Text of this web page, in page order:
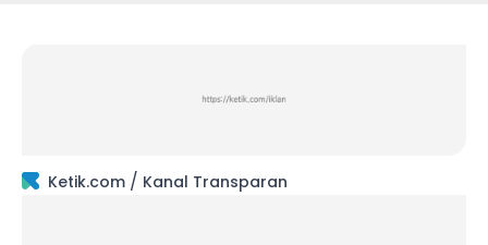
Ketik.com / Kanal Transparan